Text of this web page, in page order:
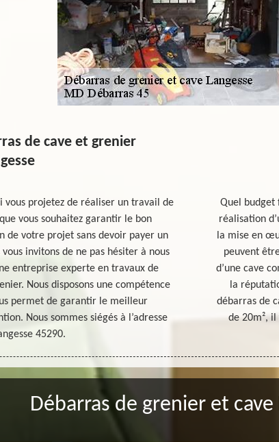
de cave et grenier
vous projetez de réaliser un travail de
vous souhaitez garantir le bon
de votre projet sans devoir payer un
invitons de ne pas hésiter à nous
entreprise experte en travaux de
Nous disposons une compétence
permet de garantir le meilleur
Nous sommes siégés à l’adresse
45290.
Quel
réalisation
la mise en
peuvent
d’une cave
la
débarras de
de 20m²,
Débarras de grenier et cave